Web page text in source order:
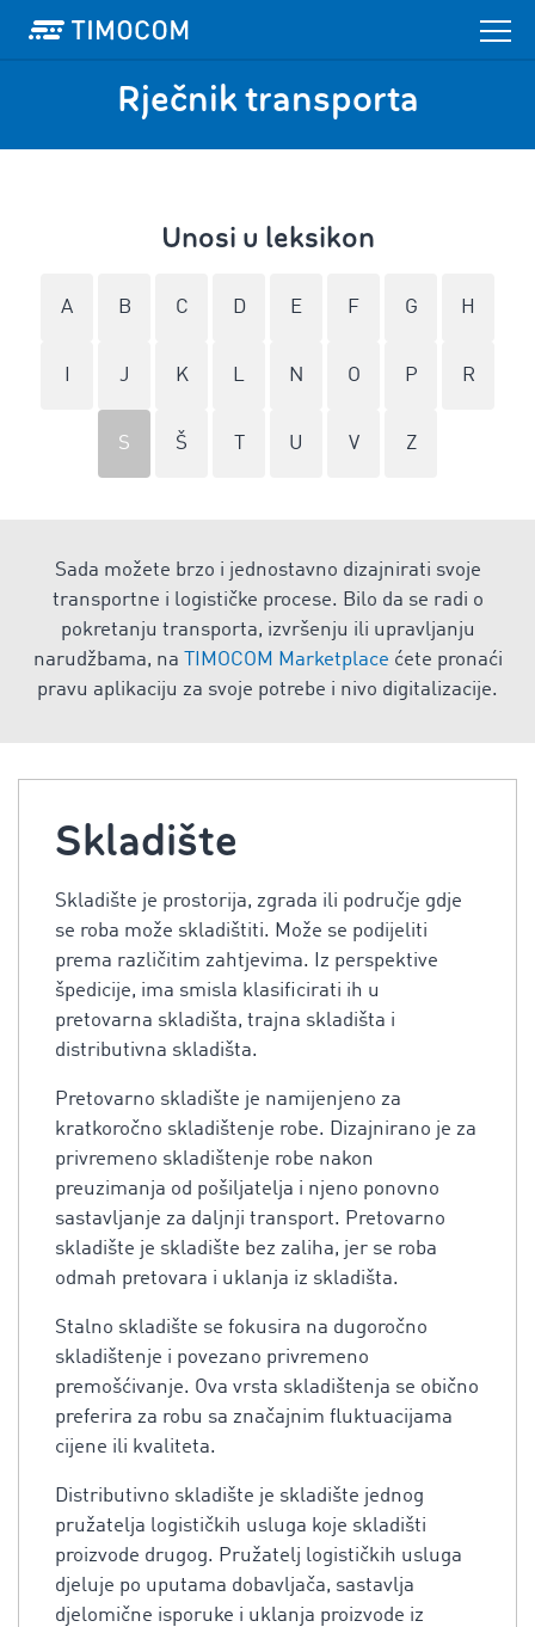
Rječnik transporta
Unosi u leksikon
A B C D E F G H
J K L N O P R
S Š U V Z
Sada možete brzo i jednostavno dizajnirati svoje
transportne i logističke procese. Bilo da se radi o
pokretanju transporta, izvršenju ili upravljanju
narudžbama, na
TIMOCOM Marketplace ćete pronaći
pravu aplikaciju za svoje potrebe i nivo digitalizacije.
Skladište
Skladište je prostorija, zgrada ili područje gdje
se roba može skladištiti. Može se podijeliti
prema različitim zahtjevima. Iz perspektive
špedicije, ima smisla klasificirati ih u
pretovarna skladišta, trajna skladišta i
distributivna skladišta.
Pretovarno skladište je namijenjeno za
kratkoročno skladištenje robe. Dizajnirano je za
privremeno skladištenje robe nakon
preuzimanja od pošiljatelja i njeno ponovno
sastavljanje za daljnji transport. Pretovarno
skladište je skladište bez zaliha, jer se roba
odmah pretovara i uklanja iz skladišta.
Stalno skladište se fokusira na dugoročno
skladištenje i povezano privremeno
premošćivanje. Ova vrsta skladištenja se obično
preferira za robu sa značajnim fluktuacijama
cijene ili kvaliteta.
Distributivno skladište je skladište jednog
pružatelja logističkih usluga koje skladišti
proizvode drugog. Pružatelj logističkih usluga
djeluje po uputama dobavljača, sastavlja
djelomične isporuke i uklanja proizvode iz